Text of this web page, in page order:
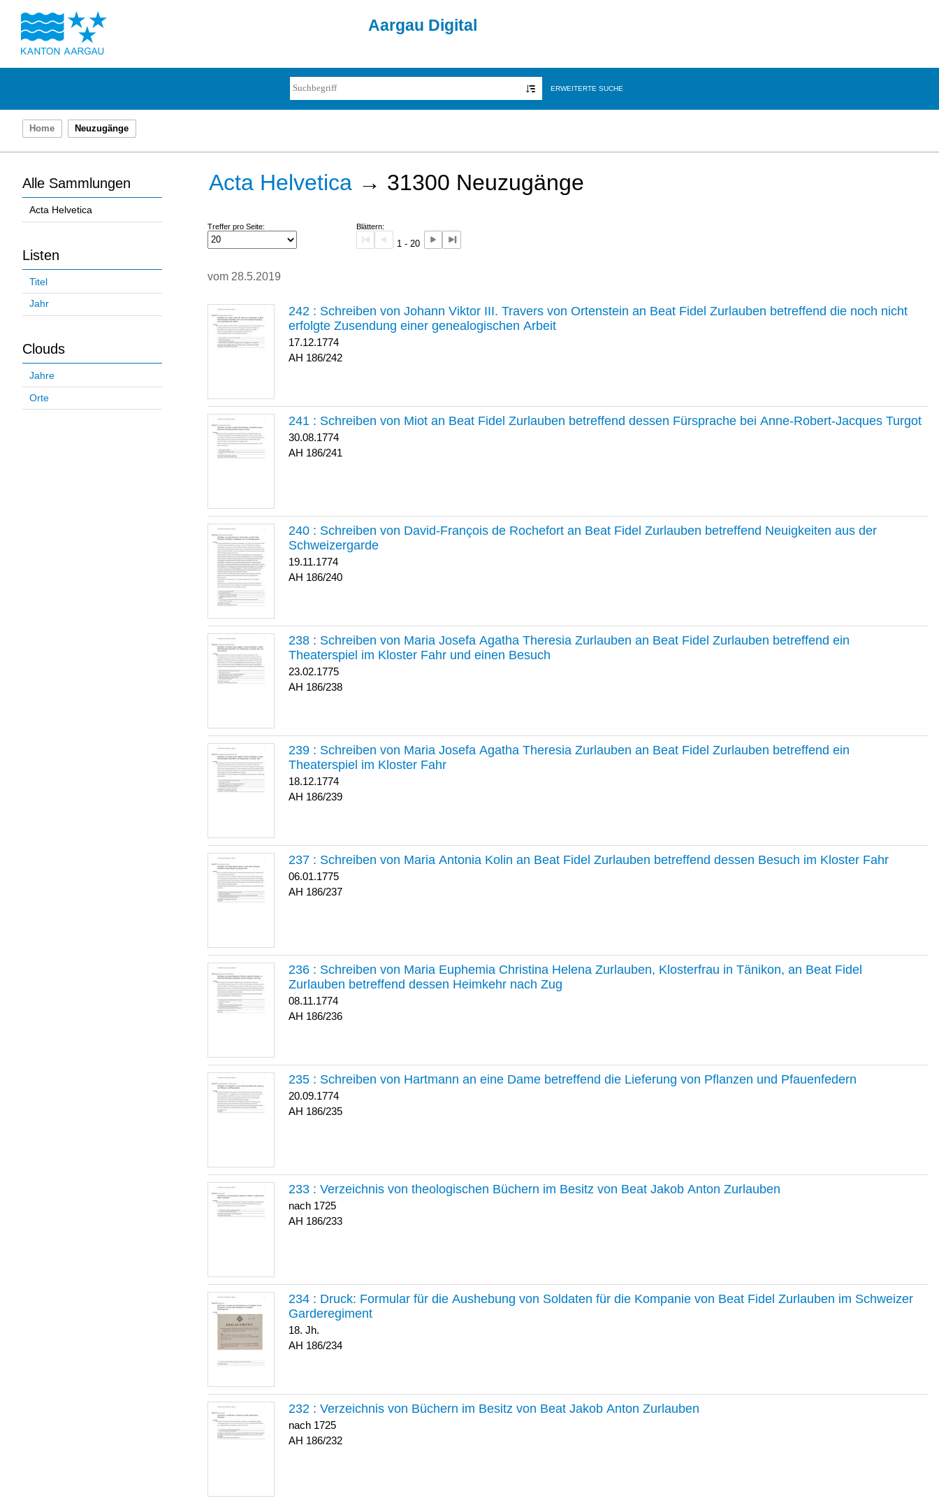
Aargau Digital
ERWEITERTE SUCHE
Home Neuzugänge
Alle Sammlungen
Acta Helvetica
Listen
Titel
Jahr
Clouds
Jahre
Orte
Acta Helvetica → 31300 Neuzugänge
Treffer pro Seite: Blättern:
1 - 20
vom 28.5.2019
242 : Schreiben von Johann Viktor III. Travers von Ortenstein an Beat Fidel Zurlauben betreffend die noch nicht
erfolgte Zusendung einer genealogischen Arbeit
17.12.1774
186/242
241 : Schreiben von Miot an Beat Fidel Zurlauben betreffend dessen Fürsprache bei Anne-Robert-Jacques Turgot
30.08.1774
186/241
240 : Schreiben von David-François de Rochefort an Beat Fidel Zurlauben betreffend Neuigkeiten aus der
Schweizergarde
19.11.1774
186/240
238 : Schreiben von Maria Josefa Agatha Theresia Zurlauben an Beat Fidel Zurlauben betreffend ein
Theaterspiel im Kloster Fahr und einen Besuch
23.02.1775
186/238
239 : Schreiben von Maria Josefa Agatha Theresia Zurlauben an Beat Fidel Zurlauben betreffend ein
Theaterspiel im Kloster Fahr
18.12.1774
186/239
237 : Schreiben von Maria Antonia Kolin an Beat Fidel Zurlauben betreffend dessen Besuch im Kloster Fahr
06.01.1775
186/237
236 : Schreiben von Maria Euphemia Christina Helena Zurlauben, Klosterfrau in Tänikon, an Beat Fidel
Zurlauben betreffend dessen Heimkehr nach Zug
08.11.1774
186/236
235 : Schreiben von Hartmann an eine Dame betreffend die Lieferung von Pflanzen und Pfauenfedern
20.09.1774
186/235
233 : Verzeichnis von theologischen Büchern im Besitz von Beat Jakob Anton Zurlauben
nach 1725
186/233
234 : Druck: Formular für die Aushebung von Soldaten für die Kompanie von Beat Fidel Zurlauben im Schweizer
Garderegiment
18. Jh.
186/234
232 : Verzeichnis von Büchern im Besitz von Beat Jakob Anton Zurlauben
nach 1725
186/232